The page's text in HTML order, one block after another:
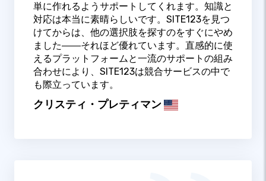
単に作れるようサポートしてくれます。知識と
対応は本当に素晴らしいです。SITE123を見つ
けてからは、他の選択肢を探すのをすぐにやめ
ました――それほど優れています。直感的に使
えるプラットフォームと一流のサポートの組み
合わせにより、SITE123は競合サービスの中で
も際立っています。
クリスティ・プレティマン